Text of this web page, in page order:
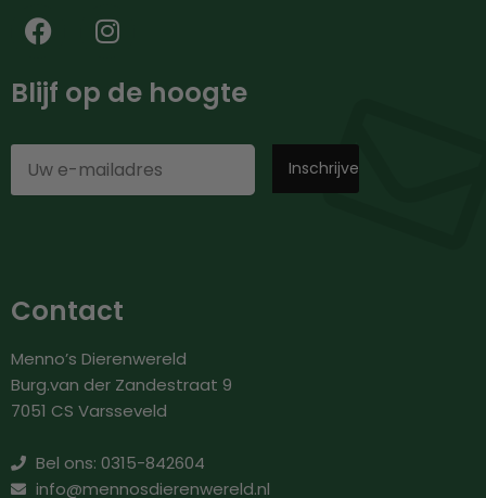
Blijf op de hoogte
Contact
Menno’s Dierenwereld
Burg.van der Zandestraat 9
7051 CS Varsseveld
Bel ons: 0315-842604
info@mennosdierenwereld.nl